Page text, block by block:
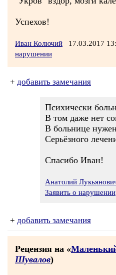
Успехов!
Иван Колючий 17.03.2017
нарушении
+ добавить замечания
Психически
В том даже нет
В больнице
Серьёзного
Спасибо Иван!
Анатолий
Заявить о нарушении
+ добавить замечания
Рецензия на «
Шувалов)